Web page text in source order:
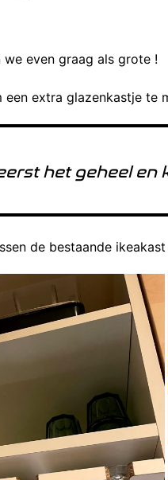
even graag als grote !
extra glazenkastje te
het geheel en
de bestaande